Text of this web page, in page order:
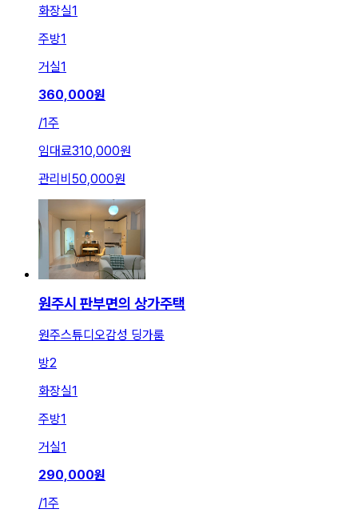
화장실1
주방1
거실1
360,000원
/1주
임대료310,000원
관리비 50,000원
원주시 판부면의 상가주택
원주스튜디오감성 딩가룸
방2
화장실1
주방1
거실1
290,000원
/1주